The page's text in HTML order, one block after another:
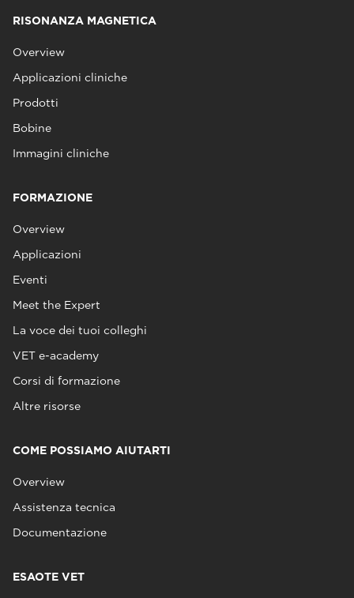
RISONANZA MAGNETICA
Overview
Applicazioni cliniche
Prodotti
Bobine
Immagini cliniche
FORMAZIONE
Overview
Applicazioni
Eventi
Meet the Expert
La voce dei tuoi colleghi
VET e-academy
Corsi di formazione
Altre risorse
COME POSSIAMO AIUTARTI
Overview
Assistenza tecnica
Documentazione
ESAOTE VET